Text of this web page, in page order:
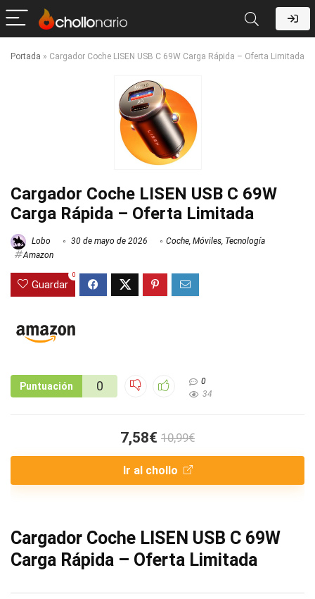
Portada » Cargador Coche LISEN USB C 69W Carga Rápida – Oferta Limitada
Cargador Coche LISEN USB C 69W
Carga Rápida – Oferta Limitada
Lobo 30 de mayo de 2026 Coche, Móviles, Tecnología
Amazon
Guardar
0
Puntuación 0
0
34
7,58€ 10,99€
Ir al chollo
Cargador Coche LISEN USB C 69W
Carga Rápida – Oferta Limitada